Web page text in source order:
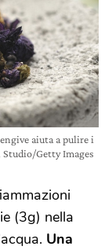
aiuta a pulire i
Getty Images
(3g) nella
Una